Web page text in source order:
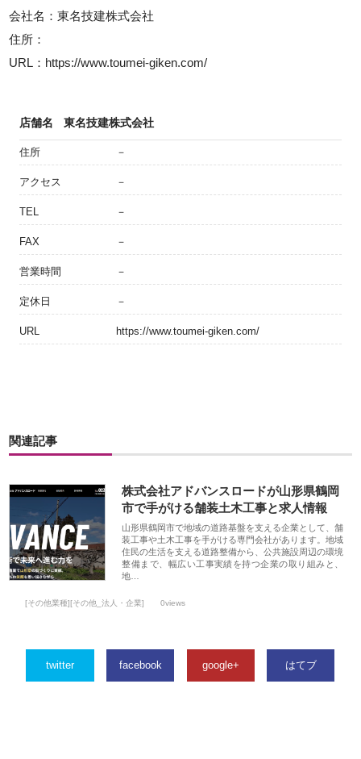
会社名：東名技建株式会社
住所：
URL：https://www.toumei-giken.com/
店舗名 東名技建株式会社
住所 －
アクセス －
TEL －
FAX －
営業時間 －
定休日 －
URL https://www.toumei-giken.com/
関連記事
株式会社アドバンスロードが山形県鶴岡
市で手がける舗装土木工事と求人情報
山形県鶴岡市で地域の道路基盤を支える企業として、舗
装工事や土木工事を手がける専門会社があります。地域
住民の生活を支える道路整備から、公共施設周辺の環境
整備まで、幅広い工事実績を持つ企業の取り組みと、
地…
[その他業種][その他_法人・企業] 0views
twitter facebook google+ はてブ